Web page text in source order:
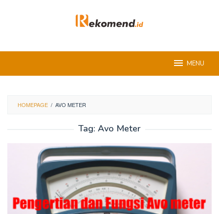
MENU
HOMEPAGE / AVO METER
Tag: Avo Meter